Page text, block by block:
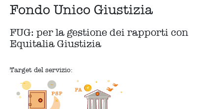
Fondo Unico Giustizia
FUG: per la gestione dei rapporti con
Equitalia Giustizia
Target del servizio: